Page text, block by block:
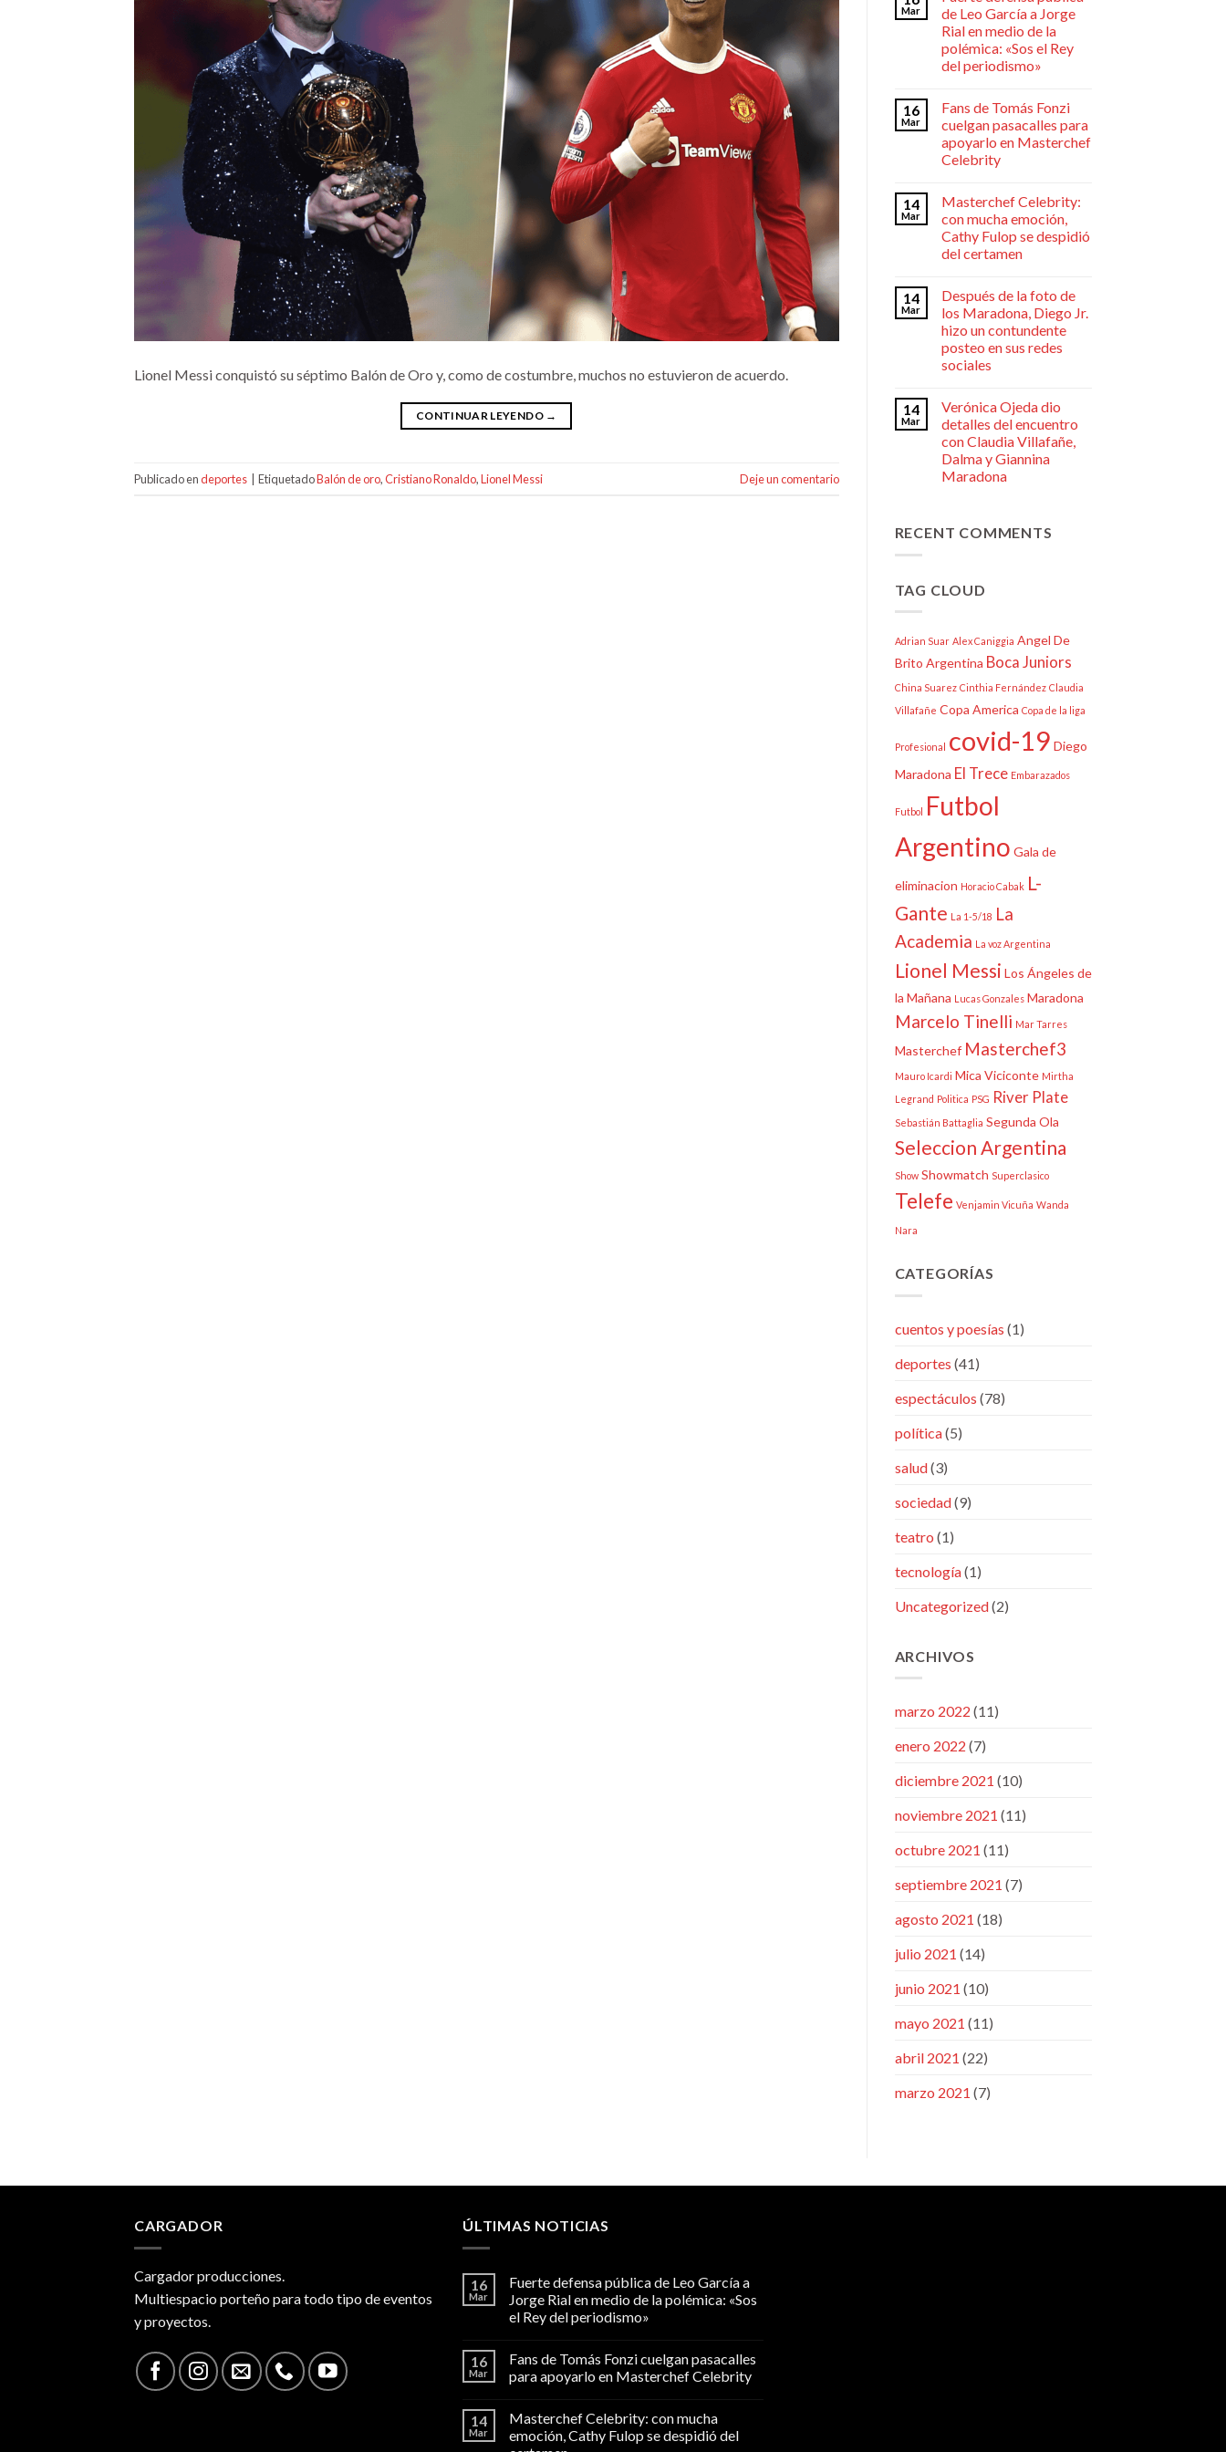
Lionel Messi conquistó su séptimo Balón de Oro y, como de costumbre, muchos no estuvieron de acuerdo.
CONTINUAR LEYENDO →
Publicado endeportes | EtiquetadoBalón de oro,Cristiano Ronaldo,Lionel Messi Deje un comentario
Mar
de Leo García a Jorge
Rial en medio de la
polémica: «Sos el Rey
del periodismo»
16
Mar
Fans de Tomás Fonzi
cuelgan pasacalles para
apoyarlo en Masterchef
Celebrity
14
Mar
Masterchef Celebrity:
con mucha emoción,
Cathy Fulop se despidió
del certamen
14
Mar
Después de la foto de
los Maradona, Diego Jr.
hizo un contundente
posteo en sus redes
sociales
14
Mar
Verónica Ojeda dio
detalles del encuentro
con Claudia Villafañe,
Dalma y Giannina
Maradona
RECENT COMMENTS
TAG CLOUD
Adrian Suar Alex Caniggia Angel De
Brito Argentina Boca Juniors
China Suarez Cinthia Fernández Claudia
Villafañe Copa America Copa de la liga
Profesional covid-19 Diego
Maradona El Trece Embarazados
Futbol
Futbol
Argentino Gala de
eliminacion Horacio Cabak L-
Gante La 1-5/18 La
Academia La voz Argentina
Lionel Messi Los Ángeles de
la Mañana Lucas Gonzales Maradona
Marcelo Tinelli Mar Tarres
Masterchef Masterchef3
Mauro Icardi Mica Viciconte Mirtha
Legrand Politica PSG River Plate
Sebastián Battaglia Segunda Ola
Seleccion Argentina
Show Showmatch Superclasico
Telefe Venjamin Vicuña Wanda
Nara
CATEGORÍAS
cuentos y poesías (1)
deportes (41)
espectáculos (78)
política(5)
salud(3)
sociedad(9)
teatro (1)
tecnología(1)
Uncategorized(2)
ARCHIVOS
marzo 2022 (11)
enero 2022 (7)
diciembre 2021 (10)
noviembre 2021 (11)
octubre 2021 (11)
septiembre 2021 (7)
agosto 2021 (18)
julio 2021 (14)
junio 2021 (10)
mayo 2021 (11)
abril 2021 (22)
marzo 2021 (7)
CARGADOR
Cargador producciones.
Multiespacio porteño para todo tipo de eventos
y proyectos.
ÚLTIMAS NOTICIAS
16
Mar
Fuerte defensa pública de Leo García a
Jorge Rial en medio de la polémica: «Sos
el Rey del periodismo»
16
Mar
Fans de Tomás Fonzi cuelgan pasacalles
para apoyarlo en Masterchef Celebrity
14
Mar
Masterchef Celebrity: con mucha
emoción, Cathy Fulop se despidió del